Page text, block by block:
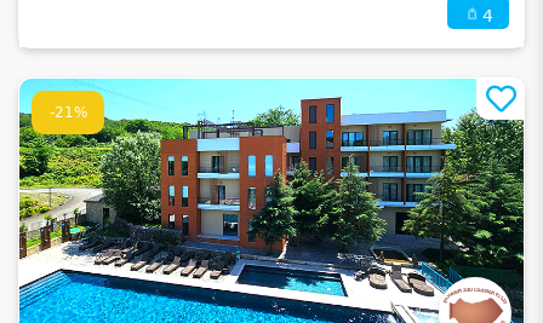
4
-21%